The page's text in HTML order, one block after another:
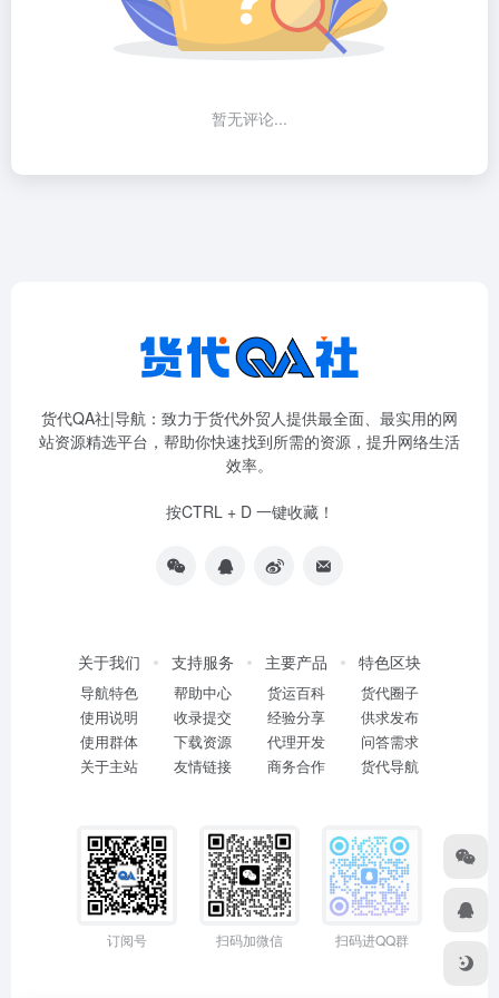
暂无评论...
货代QA社|导航：致力于货代外贸人提供最全面、最实用的网
站资源精选平台，帮助你快速找到所需的资源，提升网络生活
效率。
按CTRL + D 一键收藏！
关于我们
导航特色
使用说明
使用群体
关于主站
支持服务
帮助中心
收录提交
下载资源
友情链接
主要产品
货运百科
经验分享
代理开发
商务合作
特色区块
货代圈子
供求发布
问答需求
货代导航
订阅号 扫码加微信 扫码进QQ群